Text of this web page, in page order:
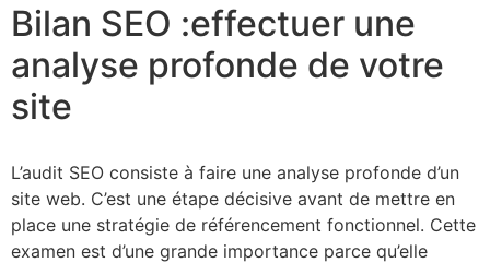
Bilan SEO :effectuer une
analyse profonde de votre
site
L’audit SEO consiste à faire une analyse profonde d’un
site web. C’est une étape décisive avant de mettre en
place une stratégie de référencement fonctionnel. Cette
examen est d’une grande importance parce qu’elle